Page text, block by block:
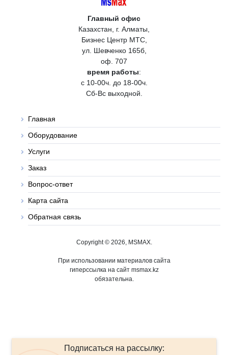
Главный офис
Казахстан, г. Алматы,
Бизнес Центр МТС,
ул. Шевченко 165б,
оф. 707
время работы:
с 10-00ч. до 18-00ч.
Сб-Вс выходной.
Главная
Оборудование
Услуги
Заказ
Вопрос-ответ
Карта сайта
Обратная связь
Copyright © 2026, MSMAX.
При использовании материалов сайта
гиперссылка на сайт msmax.kz
обязательна.
Подписаться на рассылку: